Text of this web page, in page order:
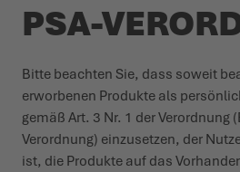
PSA-
Bitte beachten Sie, dass soweit
erworbenen Produkte als
gemäß Art. 3 Nr. 1 der Verordnung
Verordnung) einzu­setzen, der
ist, die Produkte auf das